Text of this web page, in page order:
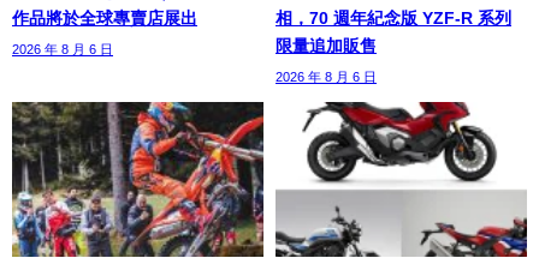
作品將於全球專賣店展出
2026 年 8 月 6 日
相，70 週年紀念版 YZF-R 系列
限量追加販售
2026 年 8 月 6 日